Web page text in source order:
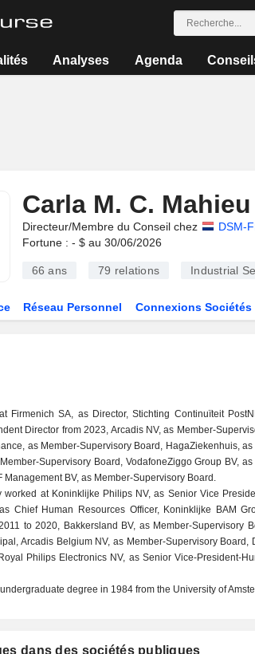
Analyses Agenda
Carla M. C. Mahieu
Directeur/Membre du Conseil chez
DSM-
Fortune : - $ au 30/06/2026
66 ans 79 relations Industrial
Réseau Personnel Connexions Sociétés
Firmenich SA, as Director, Stichting Continuïteit
Director from 2023, Arcadis NV, as Member-
as Member-Supervisory Board, HagaZiekenhuis,
Supervisory Board, VodafoneZiggo Group BV,
Management BV, as Member-Supervisory Board.
worked at Koninklijke Philips NV, as Senior Vice
Chief Human Resources Officer, Koninklijke BAM
to 2020, Bakkersland BV, as Member-Supervisory
Arcadis Belgium NV, as Member-Supervisory Board,
Philips Electronics NV, as Senior Vice-President-
degree in 1984 from the University of
dans des sociétés publiques